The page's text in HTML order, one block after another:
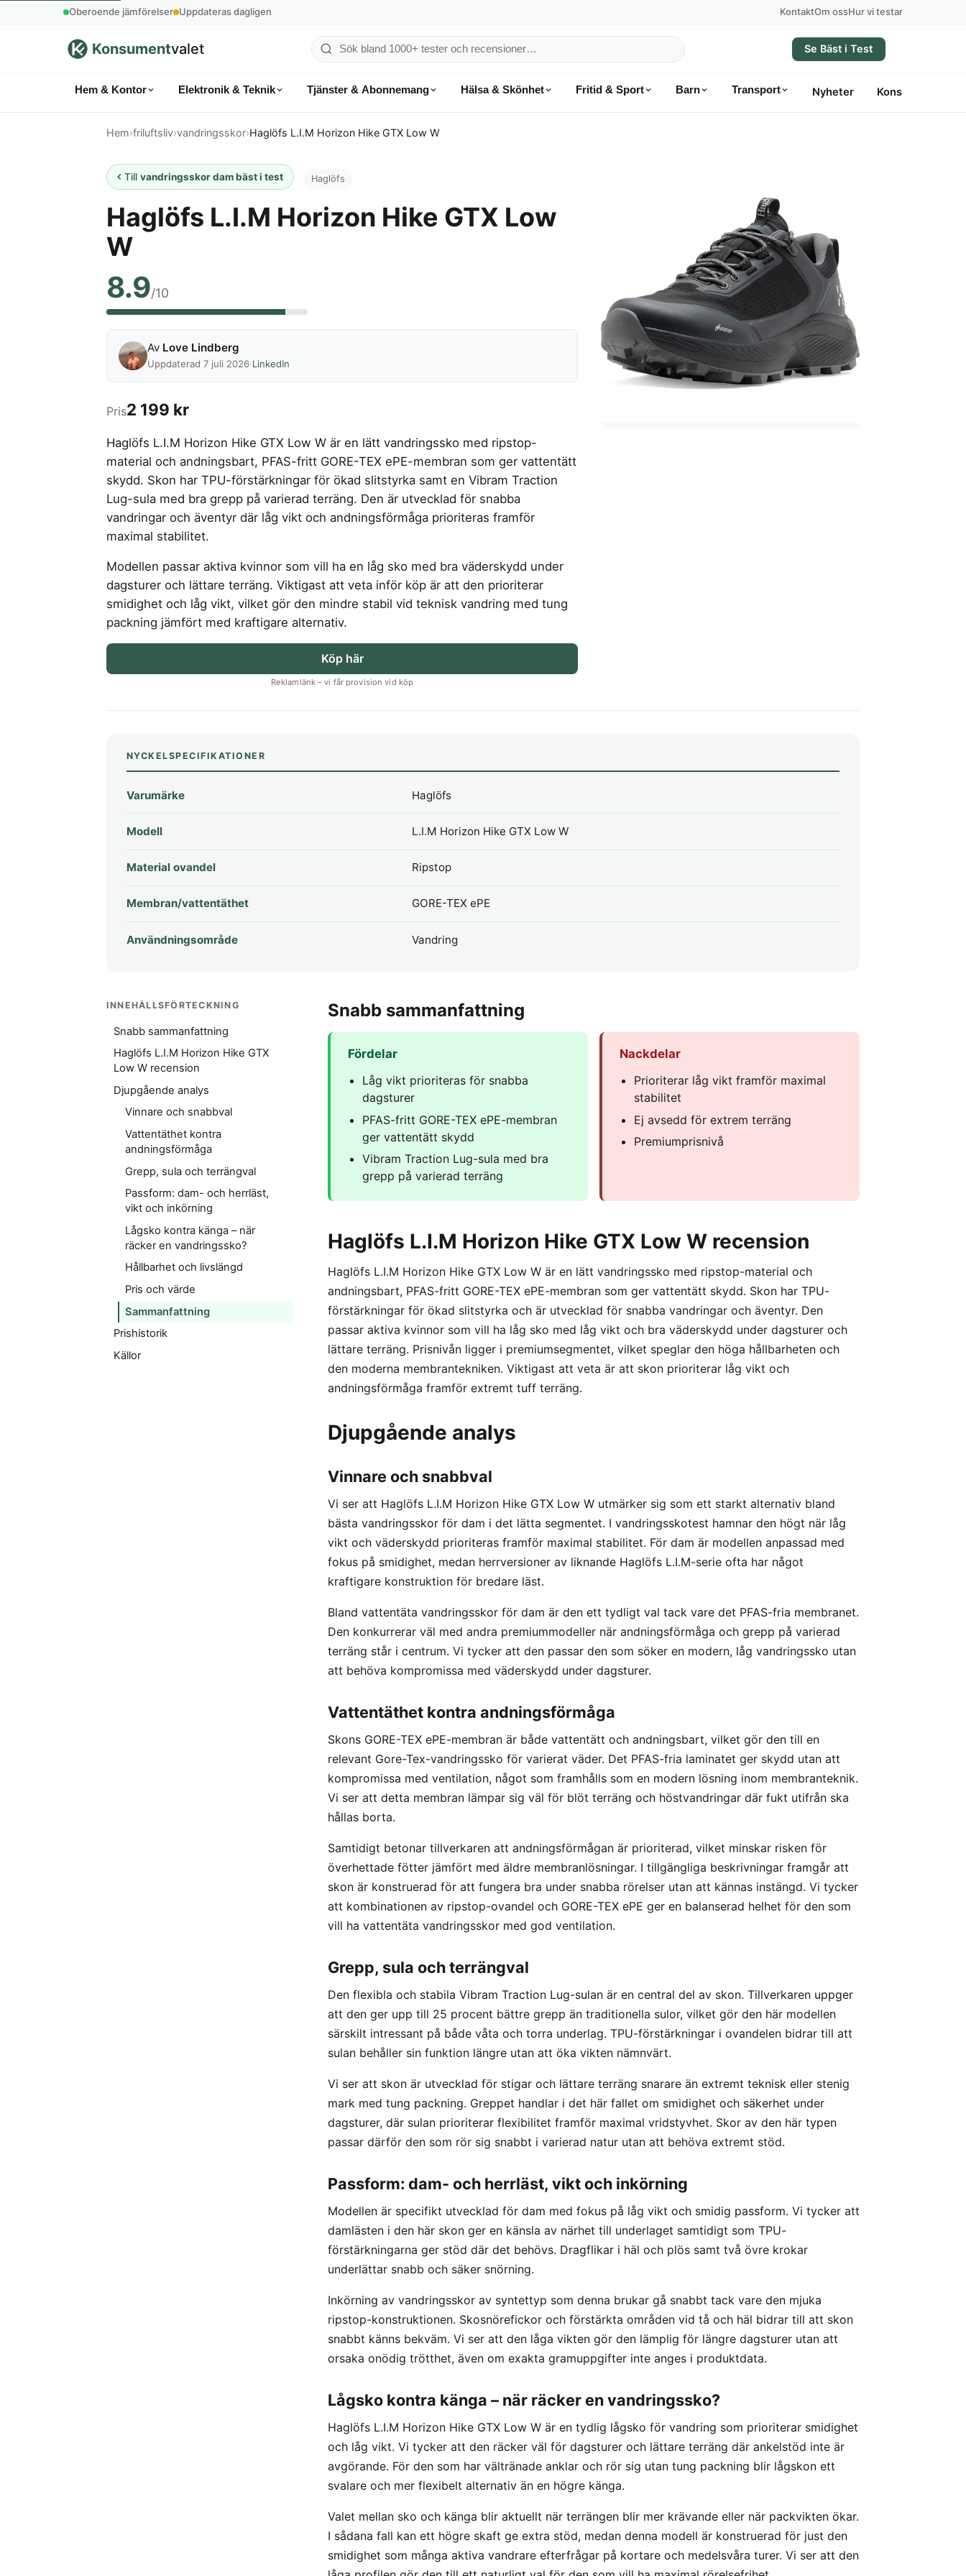
Oberoende jämförelser Uppdateras dagligen KontaktOm ossHur vi testar
Konsumentvalet
Sök
konsumentvalet
Se Bäst i Test
Hem & Kontor Elektronik & Teknik Tjänster & Abonnemang Hälsa & Skönhet Fritid & Sport Barn Transport Nyheter
Hem›friluftsliv›vandringsskor›Haglöfs L.I.M Horizon Hike GTX Low W
Tillvandringsskor dam bäst i test Haglöfs
Haglöfs L.I.M Horizon Hike GTX Low
W
8.9/10
Av Love Lindberg
Uppdaterad 7 juli 2026·LinkedIn
Pris2 199 kr
Haglöfs L.I.M Horizon Hike GTX Low W är en lätt vandringssko med ripstop-
material och andningsbart, PFAS-fritt GORE-TEX ePE-membran som ger vattentätt
skydd. Skon har TPU-förstärkningar för ökad slitstyrka samt en Vibram Traction
Lug-sula med bra grepp på varierad terräng. Den är utvecklad för snabba
vandringar och äventyr där låg vikt och andningsförmåga prioriteras framför
maximal stabilitet.
Modellen passar aktiva kvinnor som vill ha en låg sko med bra väderskydd under
dagsturer och lättare terräng. Viktigast att veta inför köp är att den prioriterar
smidighet och låg vikt, vilket gör den mindre stabil vid teknisk vandring med tung
packning jämfört med kraftigare alternativ.
Köp här
Reklamlänk – vi får provision vid köp
NYCKELSPECIFIKATIONER
Varumärke Haglöfs
Modell L.I.M Horizon Hike GTX Low W
Material ovandel Ripstop
Membran/vattentäthet GORE-TEX ePE
Användningsområde Vandring
INNEHÅLLSFÖRTECKNING
Snabb sammanfattning
Haglöfs L.I.M Horizon Hike GTX
Low W recension
Djupgående analys
Vinnare och snabbval
Vattentäthet kontra
andningsförmåga
Grepp, sula och terrängval
Passform: dam- och herrläst,
vikt och inkörning
Lågsko kontra känga – när
räcker en vandringssko?
Hållbarhet och livslängd
Pris och värde
Sammanfattning
Prishistorik
Källor
Snabb sammanfattning
Fördelar
Låg vikt prioriteras för snabba
dagsturer
PFAS-fritt GORE-TEX ePE-membran
ger vattentätt skydd
Vibram Traction Lug-sula med bra
grepp på varierad terräng
Nackdelar
Prioriterar låg vikt framför maximal
stabilitet
Ej avsedd för extrem terräng
Premiumprisnivå
Haglöfs L.I.M Horizon Hike GTX Low W recension
Haglöfs L.I.M Horizon Hike GTX Low W är en lätt vandringssko med ripstop-material och
andningsbart, PFAS-fritt GORE-TEX ePE-membran som ger vattentätt skydd. Skon har TPU-
förstärkningar för ökad slitstyrka och är utvecklad för snabba vandringar och äventyr. Den
passar aktiva kvinnor som vill ha låg sko med låg vikt och bra väderskydd under dagsturer och
lättare terräng. Prisnivån ligger i premiumsegmentet, vilket speglar den höga hållbarheten och
den moderna membrantekniken. Viktigast att veta är att skon prioriterar låg vikt och
andningsförmåga framför extremt tuff terräng.
Djupgående analys
Vinnare och snabbval
Vi ser att Haglöfs L.I.M Horizon Hike GTX Low W utmärker sig som ett starkt alternativ bland
bästa vandringsskor för dam i det lätta segmentet. I vandringsskotest hamnar den högt när låg
vikt och väderskydd prioriteras framför maximal stabilitet. För dam är modellen anpassad med
fokus på smidighet, medan herrversioner av liknande Haglöfs L.I.M-serie ofta har något
kraftigare konstruktion för bredare läst.
Bland vattentäta vandringsskor för dam är den ett tydligt val tack vare det PFAS-fria membranet.
Den konkurrerar väl med andra premiummodeller när andningsförmåga och grepp på varierad
terräng står i centrum. Vi tycker att den passar den som söker en modern, låg vandringssko utan
att behöva kompromissa med väderskydd under dagsturer.
Vattentäthet kontra andningsförmåga
Skons GORE-TEX ePE-membran är både vattentätt och andningsbart, vilket gör den till en
relevant Gore-Tex-vandringssko för varierat väder. Det PFAS-fria laminatet ger skydd utan att
kompromissa med ventilation, något som framhålls som en modern lösning inom membranteknik.
Vi ser att detta membran lämpar sig väl för blöt terräng och höstvandringar där fukt utifrån ska
hållas borta.
Samtidigt betonar tillverkaren att andningsförmågan är prioriterad, vilket minskar risken för
överhettade fötter jämfört med äldre membranlösningar. I tillgängliga beskrivningar framgår att
skon är konstruerad för att fungera bra under snabba rörelser utan att kännas instängd. Vi tycker
att kombinationen av ripstop-ovandel och GORE-TEX ePE ger en balanserad helhet för den som
vill ha vattentäta vandringsskor med god ventilation.
Grepp, sula och terrängval
Den flexibla och stabila Vibram Traction Lug-sulan är en central del av skon. Tillverkaren uppger
att den ger upp till 25 procent bättre grepp än traditionella sulor, vilket gör den här modellen
särskilt intressant på både våta och torra underlag. TPU-förstärkningar i ovandelen bidrar till att
sulan behåller sin funktion längre utan att öka vikten nämnvärt.
Vi ser att skon är utvecklad för stigar och lättare terräng snarare än extremt teknisk eller stenig
mark med tung packning. Greppet handlar i det här fallet om smidighet och säkerhet under
dagsturer, där sulan prioriterar flexibilitet framför maximal vridstyvhet. Skor av den här typen
passar därför den som rör sig snabbt i varierad natur utan att behöva extremt stöd.
Passform: dam- och herrläst, vikt och inkörning
Modellen är specifikt utvecklad för dam med fokus på låg vikt och smidig passform. Vi tycker att
damlästen i den här skon ger en känsla av närhet till underlaget samtidigt som TPU-
förstärkningarna ger stöd där det behövs. Dragflikar i häl och plös samt två övre krokar
underlättar snabb och säker snörning.
Inkörning av vandringsskor av syntettyp som denna brukar gå snabbt tack vare den mjuka
ripstop-konstruktionen. Skosnörefickor och förstärkta områden vid tå och häl bidrar till att skon
snabbt känns bekväm. Vi ser att den låga vikten gör den lämplig för längre dagsturer utan att
orsaka onödig trötthet, även om exakta gramuppgifter inte anges i produktdata.
Lågsko kontra känga – när räcker en vandringssko?
Haglöfs L.I.M Horizon Hike GTX Low W är en tydlig lågsko för vandring som prioriterar smidighet
och låg vikt. Vi tycker att den räcker väl för dagsturer och lättare terräng där ankelstöd inte är
avgörande. För den som har vältränade anklar och rör sig utan tung packning blir lågskon ett
svalare och mer flexibelt alternativ än en högre känga.
Valet mellan sko och känga blir aktuellt när terrängen blir mer krävande eller när packvikten ökar.
I sådana fall kan ett högre skaft ge extra stöd, medan denna modell är konstruerad för just den
smidighet som många aktiva vandrare efterfrågar på kortare och medelsvåra turer. Vi ser att den